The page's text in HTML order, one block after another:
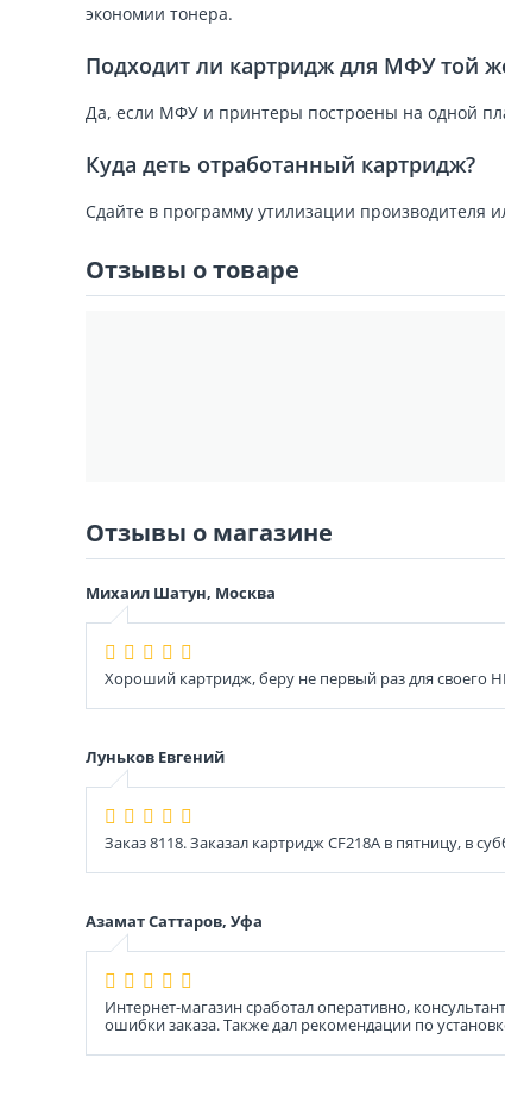
экономии тонера.
Подходит ли картридж для МФУ той
Да, если МФУ и принтеры построены на одной
Куда деть отработанный картридж?
Сдайте в программу утилизации
Отзывы о товаре
Отзывы о магазине
Михаил Шатун, Москва
Хороший картридж, беру не первый раз для своего
Луньков Евгений
Заказ 8118. Заказал картридж CF218A в пятницу, в
Азамат Саттаров, Уфа
Интернет-магазин сработал оперативно,
ошибки заказа. Также дал рекомендации по